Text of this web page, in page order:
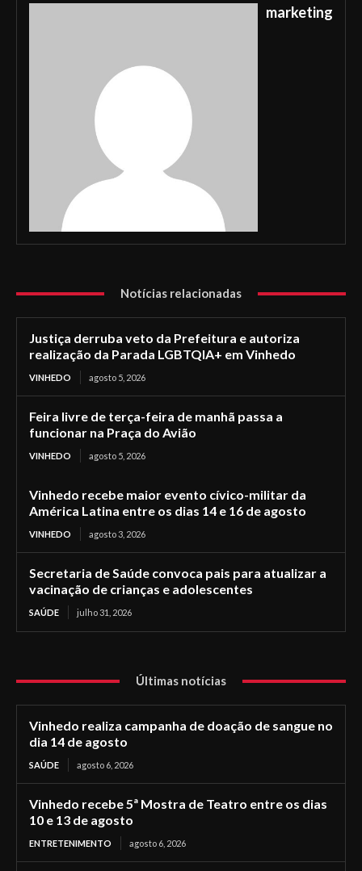
marketing
Notícias relacionadas
Justiça derruba veto da Prefeitura e autoriza
realização da Parada LGBTQIA+ em Vinhedo
VINHEDO agosto 5, 2026
Feira livre de terça-feira de manhã passa a
funcionar na Praça do Avião
VINHEDO agosto 5, 2026
Vinhedo recebe maior evento cívico-militar da
América Latina entre os dias 14 e 16 de agosto
VINHEDO agosto 3, 2026
Secretaria de Saúde convoca pais para atualizar a
vacinação de crianças e adolescentes
SAÚDE julho 31, 2026
Últimas notícias
Vinhedo realiza campanha de doação de sangue no
dia 14 de agosto
SAÚDE agosto 6, 2026
Vinhedo recebe 5ª Mostra de Teatro entre os dias
10 e 13 de agosto
ENTRETENIMENTO agosto 6, 2026